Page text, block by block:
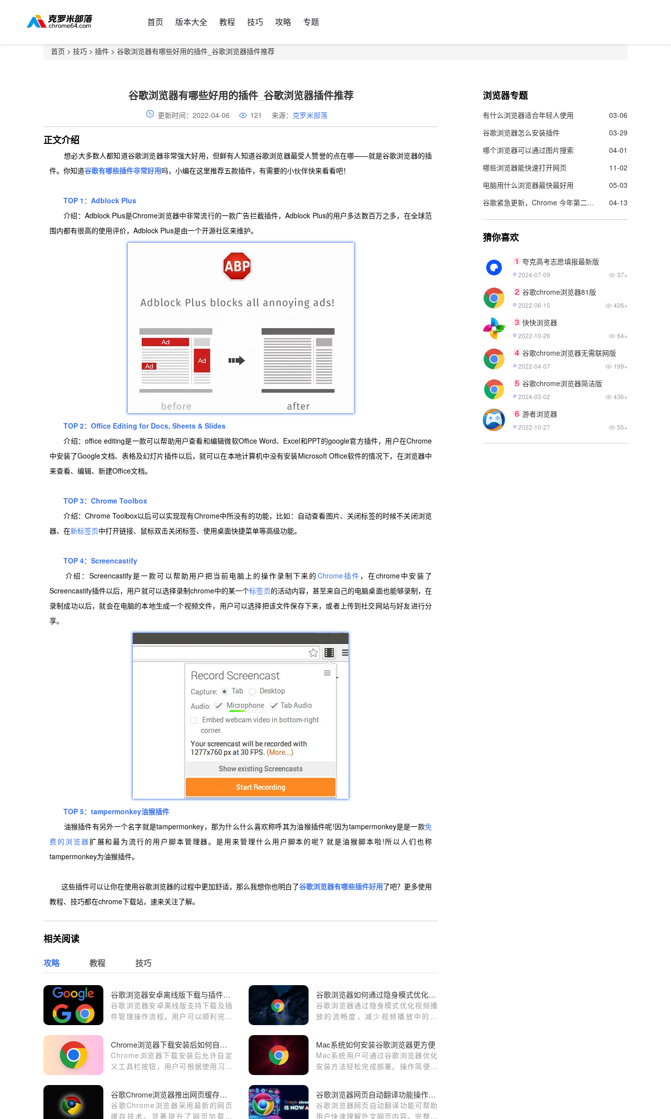
首页 版本大全 教程 技巧 攻略 专题
首页 > 技巧 > 插件 > 谷歌浏览器有哪些好用的插件_谷歌浏览器插件推荐
谷歌浏览器有哪些好用的插件_谷歌浏览器插件推荐
更新时间：2022-04-06 121 来源： 克罗米部落
正文介绍
想必大多数人都知道谷歌浏览器非常强大好用，但鲜有人知道谷歌浏览器最受人赞誉的点在哪——就是谷歌浏览器的插
件。你知道谷歌有哪些插件非常好用吗，小编在这里推荐五款插件，有需要的小伙伴快来看看吧！
TOP 1：Adblock Plus
介绍：Adblock Plus是Chrome浏览器中非常流行的一款广告拦截插件，Adblock Plus的用户多达数百万之多，在全球范
围内都有很高的使用评价，Adblock Plus是由一个开源社区来维护。
TOP 2：Office Editing for Docs, Sheets & Slides
介绍：office editing是一款可以帮助用户查看和编辑微软Office Word、Excel和PPT的google官方插件，用户在Chrome
中安装了Google文档、表格及幻灯片插件以后，就可以在本地计算机中没有安装Microsoft Office软件的情况下，在浏览器中
来查看、编辑、新建Office文档。
TOP 3：Chrome Toolbox
介绍：Chrome Toolbox以后可以实现现有Chrome中所没有的功能，比如：自动查看图片、关闭标签的时候不关闭浏览
器、在新标签页中打开链接、鼠标双击关闭标签、使用桌面快捷菜单等高级功能。
TOP 4：Screencastify
介绍：Screencastify是一款可以帮助用户把当前电脑上的操作录制下来的 Chrome插件 ，在chrome中安装了
Screencastify插件以后，用户就可以选择录制chrome中的某一个标签页的活动内容，甚至来自己的电脑桌面也能够录制，在
录制成功以后，就会在电脑的本地生成一个视频文件，用户可以选择把该文件保存下来，或者上传到社交网站与好友进行分
享。
TOP 5：tampermonkey油猴插件
油猴插件有另外一个名字就是tampermonkey，那为什么什么喜欢称呼其为油猴插件呢!因为tampermonkey是是一款免
费的浏览器扩展和最为流行的用户脚本管理器。是用来管理什么用户脚本的呢? 就是油猴脚本啦!所以人们也称
tampermonkey为油猴插件。
这些插件可以让你在使用谷歌浏览器的过程中更加舒适，那么我想你也明白了谷歌浏览器有哪些插件好用了吧？更多使用
教程、技巧都在chrome下载站，速来关注了解。
相关阅读
攻略 教程 技巧
谷歌浏览器安卓离线版下载与插件管理操作流程
谷歌浏览器安卓离线版支持下载及插
件管理操作流程。用户可以顺利完成
谷歌浏览器如何通过隐身模式优化视频播放的流畅度
谷歌浏览器通过隐身模式优化视频播
放的流畅度，减少视频播放中的干
Chrome浏览器下载安装后如何自定义工具栏按钮
Chrome浏览器下载安装后允许自定
义工具栏按钮，用户可根据使用习惯
验。
Mac系统如何安装谷歌浏览器更方便
Mac系统用户可通过谷歌浏览器优化
安装方法轻松完成部署。操作简便、
谷歌Chrome浏览器推出网页缓存技术提升速度
谷歌Chrome浏览器采用最新的网页
缓存技术，显著提升了网页加载速
谷歌浏览器网页自动翻译功能操作完整指南步骤
谷歌浏览器网页自动翻译功能可帮助
用户快速理解外文网页内容。完整指
浏览器专题
有什么浏览器适合年轻人使用
03-06
谷歌浏览器怎么安装插件
03-29
哪个浏览器可以通过图片搜索
04-01
哪些浏览器能快速打开网页
11-02
电脑用什么浏览器最快最好用
05-03
谷歌紧急更新，Chrome 今年第二个零日漏洞曝光！
04-13
猜你喜欢
1 夸克高考志愿填报最新版
2024-07-09 37+
2 谷歌chrome浏览器81版
2022-06-15 426+
3 快快浏览器
2022-10-26 64+
4 谷歌chrome浏览器无需联网版
2022-04-07 199+
5 谷歌chrome浏览器简洁版
2024-03-02 436+
6 游者浏览器
2022-10-27 55+